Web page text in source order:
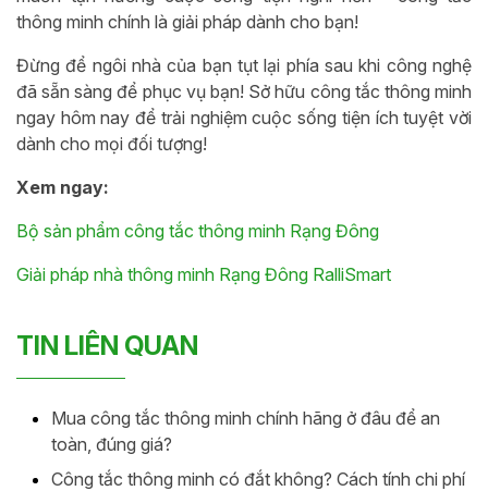
thông minh chính là giải pháp dành cho bạn!
Đừng để ngôi nhà của bạn tụt lại phía sau khi công nghệ
đã sẵn sàng để phục vụ bạn! Sở hữu công tắc thông minh
ngay hôm nay để trải nghiệm cuộc sống tiện ích tuyệt vời
dành cho mọi đối tượng!
Xem ngay:
Bộ sản phẩm công tắc thông minh Rạng Đông
Giải pháp nhà thông minh Rạng Đông RalliSmart
TIN LIÊN QUAN
Mua công tắc thông minh chính hãng ở đâu để an
toàn, đúng giá?
Công tắc thông minh có đắt không? Cách tính chi phí